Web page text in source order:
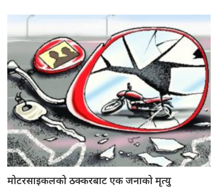
मोटरसाइकलको ठक्करबाट एक जनाको मृत्यु